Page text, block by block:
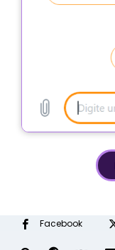
Facebook